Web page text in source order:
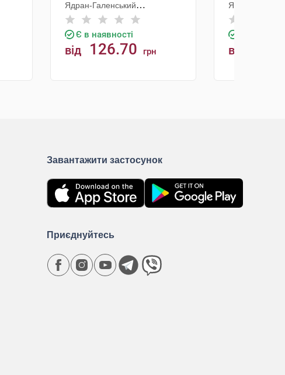
Ядран-Галенський
Лабораторій
Є в наявності
від 126.70 грн
Ядран-
Лабораторій
від
Завантажити застосунок
Приєднуйтесь